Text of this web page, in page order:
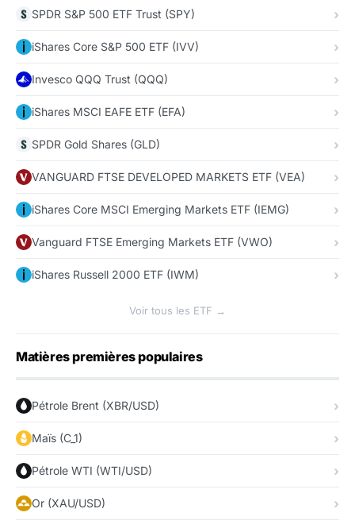
SPDR S&P 500 ETF Trust (SPY)
iShares Core S&P 500 ETF (IVV)
Invesco QQQ Trust (QQQ)
iShares MSCI EAFE ETF (EFA)
SPDR Gold Shares (GLD)
VANGUARD FTSE DEVELOPED MARKETS ETF (VEA)
iShares Core MSCI Emerging Markets ETF (IEMG)
Vanguard FTSE Emerging Markets ETF (VWO)
iShares Russell 2000 ETF (IWM)
Voir tous les ETF →
Matières premières populaires
Pétrole Brent (XBR/USD)
Maïs (C_1)
Pétrole WTI (WTI/USD)
Or (XAU/USD)